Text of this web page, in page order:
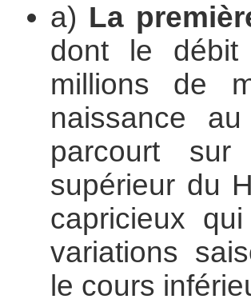
a) La
dont le
millions de
naissance
parcourt
supérieur du
capricieux
variations
le cours